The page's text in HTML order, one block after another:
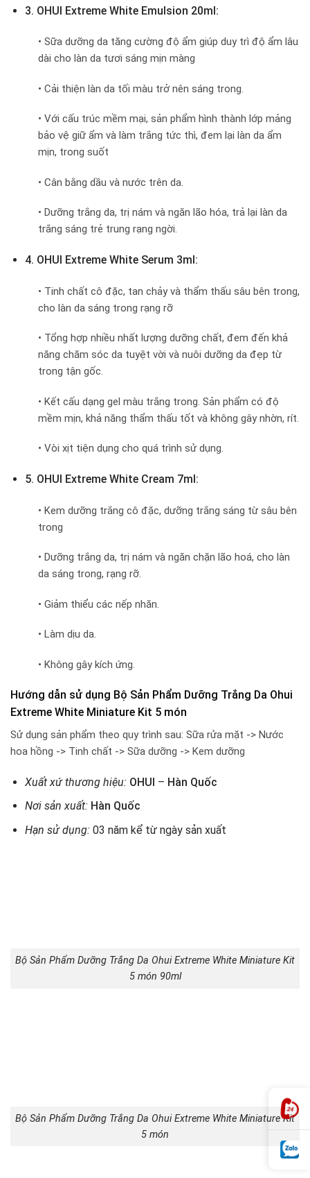
3. OHUI Extreme White Emulsion 20ml:
• Sữa dưỡng da tăng cường độ ẩm giúp duy trì độ ẩm lâu
dài cho làn da tươi sáng mịn màng
• Cải thiện làn da tối màu trở nên sáng trong.
• Với cấu trúc mềm mại, sản phẩm hình thành lớp mảng
bảo vệ giữ ẩm và làm trắng tức thì, đem lại làn da ẩm
mịn, trong suốt
• Cân bằng dầu và nước trên da.
• Dưỡng trắng da, trị nám và ngăn lão hóa, trả lại làn da
trắng sáng trẻ trung rạng ngời.
4. OHUI Extreme White Serum 3ml:
• Tinh chất cô đặc, tan chảy và thẩm thấu sâu bên trong,
cho làn da sáng trong rạng rỡ
• Tổng hợp nhiều nhất lượng dưỡng chất, đem đến khả
năng chăm sóc da tuyệt vời và nuôi dưỡng da đẹp từ
trong tận gốc.
• Kết cấu dạng gel màu trắng trong. Sản phẩm có độ
mềm mịn, khả năng thẩm thấu tốt và không gây nhờn, rít.
• Vòi xịt tiện dụng cho quá trình sử dụng.
5. OHUI Extreme White Cream 7ml:
• Kem dưỡng trắng cô đặc, dưỡng trắng sáng từ sâu bên
trong
• Dưỡng trắng da, trị nám và ngăn chặn lão hoá, cho làn
da sáng trong, rạng rỡ.
• Giảm thiểu các nếp nhăn.
• Làm dịu da.
• Không gây kích ứng.
Hướng dẫn sử dụng Bộ Sản Phẩm Dưỡng Trắng Da Ohui
Extreme White Miniature Kit 5 món
Sử dụng sản phẩm theo quy trình sau: Sữa rửa mặt -> Nước
hoa hồng -> Tinh chất -> Sữa dưỡng -> Kem dưỡng
Xuất xứ thương hiệu: OHUI – Hàn Quốc
Nơi sản xuất: Hàn Quốc
Hạn sử dụng:03 năm kể từ ngày sản xuất
Bộ Sản Phẩm Dưỡng Trắng Da Ohui Extreme White Miniature Kit
5 món 90ml
Bộ Sản Phẩm Dưỡng Trắng Da Ohui Extreme White Miniature Kit
5 món